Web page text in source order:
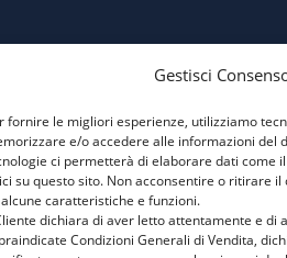
Gestisci
fornire le migliori esperienze, utilizziamo
e/o accedere alle informazioni del
ci permetterà di elaborare dati come
su questo sito. Non acconsentire o ritirare
caratteristiche e funzioni.
dichiara di aver letto attentamente e di
Condizioni Generali di Vendita,